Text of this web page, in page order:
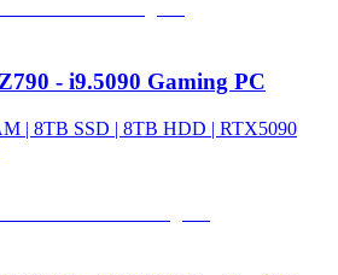
- i9.5090 Gaming PC
| 8TB SSD | 8TB HDD | RTX5090